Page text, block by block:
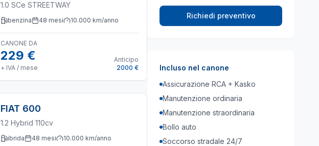
1.0 SCe STREETWAY
benzina 48 mesi 10.000 km/anno
CANONE DA
229 €
+ IVA / mese
Anticipo
2000 €
FIAT 600
1.2 Hybrid 110cv
ibrida 48 mesi 10.000 km/anno
Richiedi preventivo
Incluso nel canone
Assicurazione RCA + Kasko
Manutenzione ordinaria
Manutenzione straordinaria
Bollo auto
Soccorso stradale 24/7